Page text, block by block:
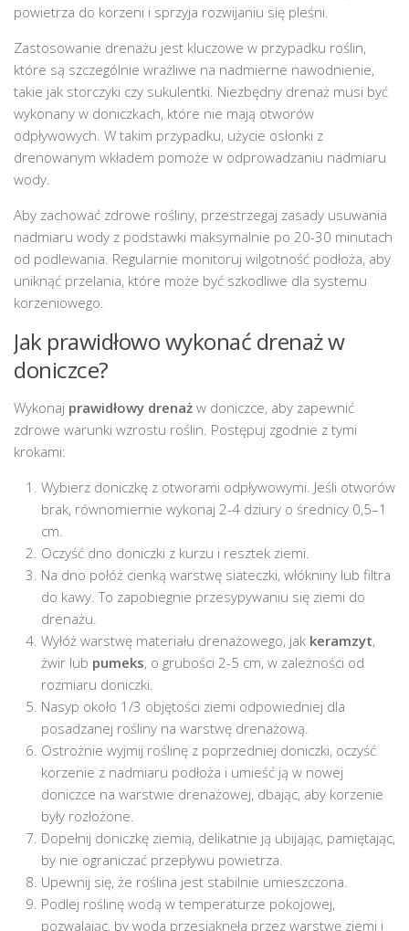
powietrza do korzeni i sprzyja rozwijaniu się pleśni.
Zastosowanie drenażu jest kluczowe w przypadku roślin,
które są szczególnie wrażliwe na nadmierne nawodnienie,
takie jak storczyki czy sukulentki. Niezbędny drenaż musi być
wykonany w doniczkach, które nie mają otworów
odpływowych. W takim przypadku, użycie osłonki z
drenowanym wkładem pomoże w odprowadzaniu nadmiaru
wody.
Aby zachować zdrowe rośliny, przestrzegaj zasady usuwania
nadmiaru wody z podstawki maksymalnie po 20-30 minutach
od podlewania. Regularnie monitoruj wilgotność podłoża, aby
uniknąć przelania, które może być szkodliwe dla systemu
korzeniowego.
Jak prawidłowo wykonać drenaż w
doniczce?
Wykonaj prawidłowy drenaż w doniczce, aby zapewnić
zdrowe warunki wzrostu roślin. Postępuj zgodnie z tymi
krokami:
Wybierz doniczkę z otworami odpływowymi. Jeśli otworów
brak, równomiernie wykonaj 2-4 dziury o średnicy 0,5–1
cm.
Oczyść dno doniczki z kurzu i resztek ziemi.
Na dno połóż cienką warstwę siateczki, włókniny lub filtra
do kawy. To zapobiegnie przesypywaniu się ziemi do
drenażu.
Wyłóż warstwę materiału drenażowego, jak keramzyt,
żwir lub pumeks, o grubości 2-5 cm, w zależności od
rozmiaru doniczki.
Nasyp około 1/3 objętości ziemi odpowiedniej dla
posadzanej rośliny na warstwę drenażową.
Ostrożnie wyjmij roślinę z poprzedniej doniczki, oczyść
korzenie z nadmiaru podłoża i umieść ją w nowej
doniczce na warstwie drenażowej, dbając, aby korzenie
były rozłożone.
Dopełnij doniczkę ziemią, delikatnie ją ubijając, pamiętając,
by nie ograniczać przepływu powietrza.
Upewnij się, że roślina jest stabilnie umieszczona.
Podlej roślinę wodą w temperaturze pokojowej,
pozwalając, by woda przesiąknęła przez warstwę ziemi i